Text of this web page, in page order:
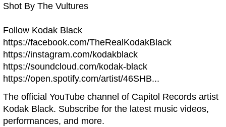
Shot By The Vultures
Follow Kodak Black
https://facebook.com/TheRealKodakBlack
https://instagram.com/kodakblack
https://soundcloud.com/kodak-black
https://open.spotify.com/artist/46SHB...
The official YouTube channel of Capitol Records artist
Kodak Black. Subscribe for the latest music videos,
performances, and more.